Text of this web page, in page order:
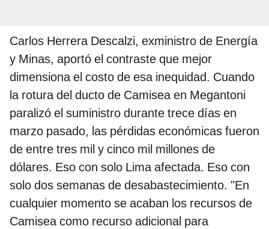
Carlos Herrera Descalzi, exministro de Energía
y Minas, aportó el contraste que mejor
dimensiona el costo de esa inequidad. Cuando
la rotura del ducto de Camisea en Megantoni
paralizó el suministro durante trece días en
marzo pasado, las pérdidas económicas fueron
de entre tres mil y cinco mil millones de
dólares. Eso con solo Lima afectada. Eso con
solo dos semanas de desabastecimiento. "En
cualquier momento se acaban los recursos de
Camisea como recurso adicional para